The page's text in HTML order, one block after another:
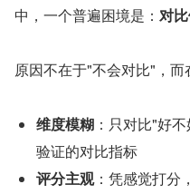
中，一个普遍困境是： 对
原因不在于"不会对比"，而
维度模糊 ：只对比"好
验证的对比指标
评分主观：凭感觉打分